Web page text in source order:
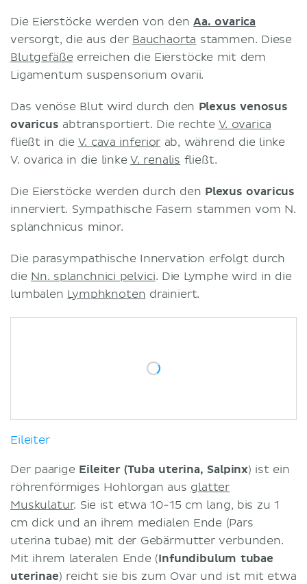
Die Eierstöcke werden von denAa. ovarica
versorgt, die aus der Bauchaorta stammen. Diese
Blutgefäße erreichen die Eierstöcke mit dem
Ligamentum suspensorium ovarii.
Das venöse Blut wird durch den Plexus venosus
ovaricus abtransportiert. Die rechte V. ovarica
fließt in die V. cava inferior ab, während die linke
V. ovarica in die linkeV. renalis fließt.
Die Eierstöcke werden durch den Plexus ovaricus
innerviert. Sympathische Fasern stammen vom N.
splanchnicus minor.
Die parasympathische Innervation erfolgt durch
die Nn. splanchnici pelvici. Die Lymphe wird in die
lumbalen Lymphknoten drainiert.
Eileiter
Der paarige Eileiter (Tuba uterina, Salpinx) ist ein
röhrenförmiges Hohlorgan aus glatter
Muskulatur. Sie ist etwa 10-15 cm lang, bis zu 1
cm dick und an ihrem medialen Ende (Pars
uterina tubae) mit der Gebärmutter verbunden.
Mit ihrem lateralen Ende (Infundibulum tubae
uterinae) reicht sie bis zum Ovar und ist mit etwa